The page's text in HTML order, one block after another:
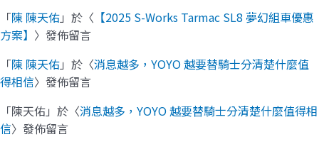
「陳 陳天佑」於〈 【2025 S-Works Tarmac SL8 夢幻組車優惠
方案】 〉發佈留言
「陳 陳天佑」於〈消息越多，YOYO 越要替騎士分清楚什麼值
得相信〉發佈留言
「陳天佑」於〈消息越多，YOYO 越要替騎士分清楚什麼值得相
信〉發佈留言